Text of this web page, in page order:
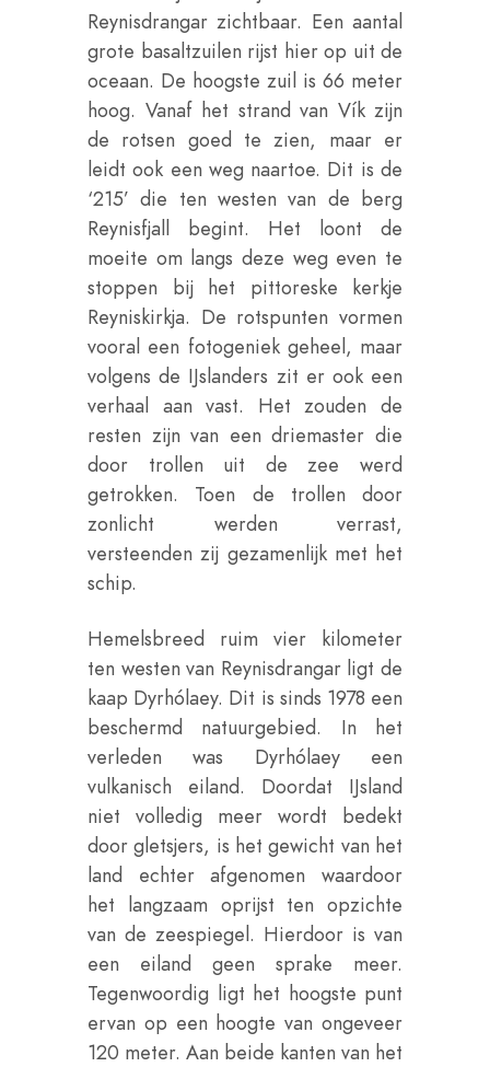
Reynisdrangar zichtbaar. Een aantal
grote basaltzuilen rijst hier op uit de
oceaan. De hoogste zuil is 66 meter
hoog. Vanaf het strand van Vík zijn
de rotsen goed te zien, maar er
leidt ook een weg naartoe. Dit is de
‘215’ die ten westen van de berg
Reynisfjall begint. Het loont de
moeite om langs deze weg even te
stoppen bij het pittoreske kerkje
Reyniskirkja. De rotspunten vormen
vooral een fotogeniek geheel, maar
volgens de IJslanders zit er ook een
verhaal aan vast. Het zouden de
resten zijn van een driemaster die
door trollen uit de zee werd
getrokken. Toen de trollen door
zonlicht werden verrast,
versteenden zij gezamenlijk met het
schip.
Hemelsbreed ruim vier kilometer
ten westen van Reynisdrangar ligt de
kaap Dyrhólaey. Dit is sinds 1978 een
beschermd natuurgebied. In het
verleden was Dyrhólaey een
vulkanisch eiland. Doordat IJsland
niet volledig meer wordt bedekt
door gletsjers, is het gewicht van het
land echter afgenomen waardoor
het langzaam oprijst ten opzichte
van de zeespiegel. Hierdoor is van
een eiland geen sprake meer.
Tegenwoordig ligt het hoogste punt
ervan op een hoogte van ongeveer
120 meter. Aan beide kanten van het